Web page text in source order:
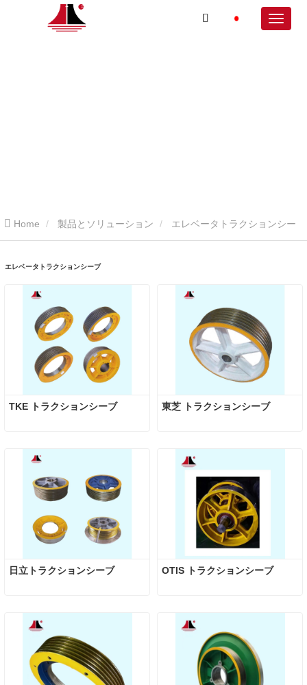
Home 製品とソリューション
エレベータトラクションシーブ
TKE トラクションシーブ 東芝 トラクションシーブ
日立トラクションシーブ OTIS トラクションシーブ